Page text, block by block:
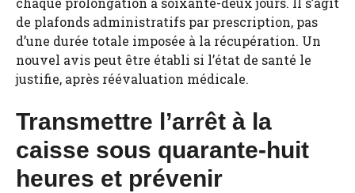
de plafonds administratifs par prescription, pas
d’une durée totale imposée à la récupération. Un
nouvel avis peut être établi si l’état de santé le
justifie, après réévaluation médicale.
Transmettre l’arrêt à la
caisse sous quarante-huit
heures et prévenir